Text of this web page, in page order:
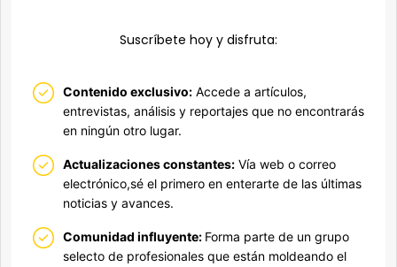
Suscríbete hoy y disfruta:
Contenido exclusivo: Accede a artículos,
entrevistas, análisis y reportajes que no encontrarás
en ningún otro lugar.
Actualizaciones constantes: Vía web o correo
electrónico,sé el primero en enterarte de las últimas
noticias y avances.
Comunidad influyente: Forma parte de un grupo
selecto de profesionales que están moldeando el